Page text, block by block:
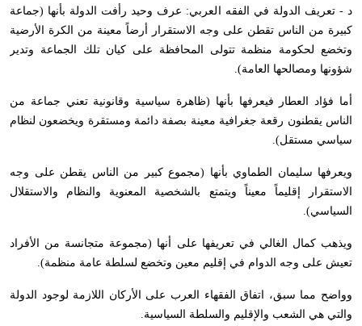
د - تعريف الدولة في الفقه العربي: عرف وحيد رأفت الدولة بأنها (جماعة
كبيرة من الناس تقطن على وجه الاستقرار أرضاً معينة من الكرة الأرضية
وتخضع لحكومة منظمة تتولى المحافظة على كيان تلك الجماعة وتدير
شؤونها ومصالحها العامة).
أما فؤاد العطار فيعرفها بأنها (ظاهرة سياسية وقانونية تعني جماعة من
الناس يقطنون رقعة جغرافية معينة بصفة دائمة ومستقرة ويخضعون لنظام
سياسي مستقل).
ويعرفها سليمان الطماوي بأنها (مجموع كبير من الناس يقطن على وجه
الاستقرار إقليماً معيناً ويتمتع بالشخصية المعنوية والنظام والاستقلال
السياسي).
ويذهب كمال الغالي في تعريفها على أنها (مجموعة متجانسة من الأفراد
تعيش على وجه الدوام في إقليم معين وتخضع لسلطة عامة منظمة).
وواضح مما سبق، اتفاق الفقهاء العرب على الأركان اللازمة لوجود الدولة
والتي هي الشعب والإقليم والسلطة السياسية.